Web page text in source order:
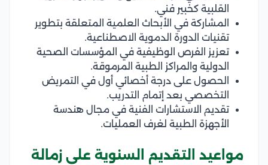
القلبية كخبير فني.
المشاركة في الأبحاث العلمية المتعلقة بتطوير
تقنيات الدورة الدموية الاصطناعية.
تعزيز الفرص الوظيفية في المؤسسات الصحية
الدولية والمراكز الطبية المرموقة.
الحصول على درجة أخصائي أول في التمريض
التخصصي بعد إتمام التدريب.
تقديم الاستشارات الفنية في مجال هندسة
الأجهزة الطبية لغرف العمليات.
مواعيد التقديم السنوية على زمالة